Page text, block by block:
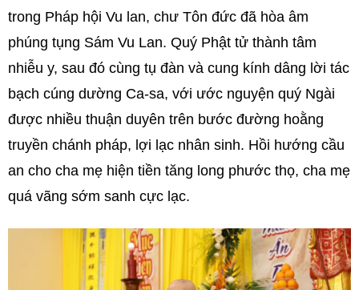
trong Pháp hội Vu lan, chư Tôn đức đã hòa âm
phúng tụng Sám Vu Lan. Quý Phật tử thành tâm
nhiễu y, sau đó cùng tụ đàn và cung kính dâng lời tác
bạch cúng dường Ca-sa, với ước nguyện quý Ngài
được nhiều thuận duyên trên bước đường hoằng
truyền chánh pháp, lợi lạc nhân sinh. Hồi hướng cầu
an cho cha mẹ hiện tiền tăng long phước thọ, cha mẹ
quá vãng sớm sanh cực lạc.